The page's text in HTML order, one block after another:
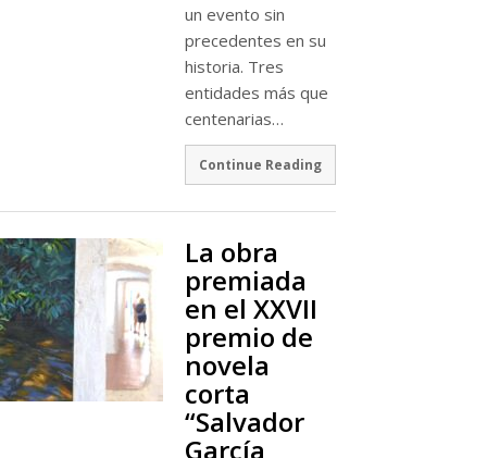
un evento sin
precedentes en su
historia. Tres
entidades más que
centenarias…
Continue Reading
La obra
premiada
en el XXVII
premio de
novela
corta
“Salvador
García